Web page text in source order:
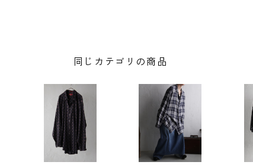
同じカテゴリの商品